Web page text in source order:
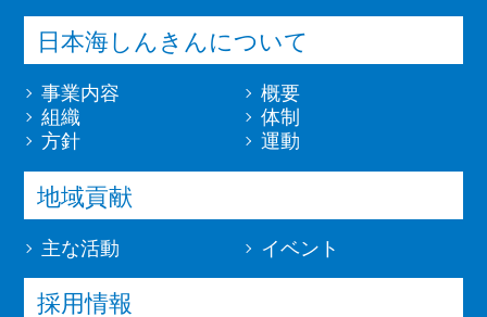
日本海しんきんについて
事業内容
概要
組織
体制
方針
運動
地域貢献
主な活動 イベント
採用情報